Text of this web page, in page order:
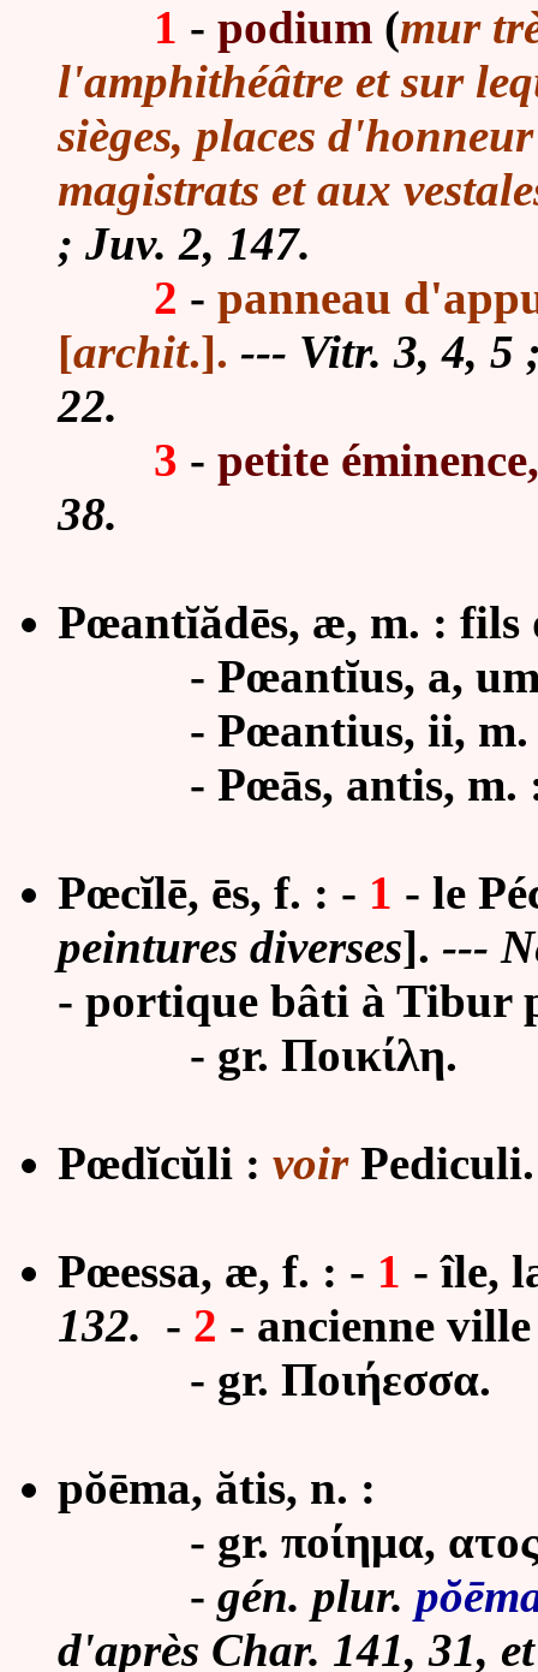
1 - podium (mur
l'amphithéâtre et sur
sièges, places
magistrats et aux
; Juv. 2, 147.
2 - panneau
[archit.]. --- Vitr. 3,4, 5
22.
3 - petite
38.
Pœantĭădēs, æ, m. : fils
- Pœantĭus, a, um
- Pœantius, ii, m. :
- Pœās, antis, m. :
Pœcĭlē, ēs, f. : - 1 - le
peintures diverses]. ---
- portique bâti à Tibur
- gr. Ποικίλη.
Pœdĭcŭli : voir Pediculi.
Pœessa, æ, f. : - 1 -île,
132. - 2 - ancienne ville
- gr. Ποιήεσσα.
pŏēma, ătis, n. :
- gr. ποίημα,
- gén. plur. pŏē
d'après Char. 141, 31,